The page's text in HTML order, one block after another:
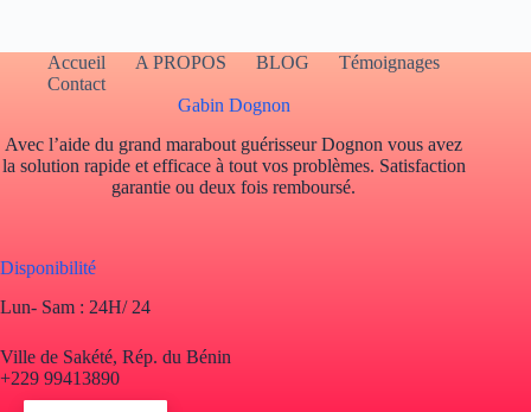
Accueil A PROPOS BLOG
Témoignages
Contact
Gabin Dognon
Avec l’aide du grand marabout guérisseur Dognon vous avez
la solution rapide et efficace à tout vos problèmes. Satisfaction
garantie ou deux fois remboursé.
Disponibilité
Lun- Sam : 24H/ 24
Ville de Sakété, Rép. du Bénin
+229 99413890